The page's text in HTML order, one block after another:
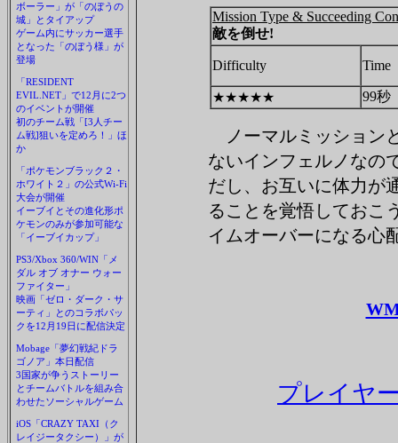
ボーラー」が「のぼうの
城」とタイアップ
ゲーム内にサッカー選手
となった「のぼう様」が
登場
「RESIDENT
EVIL.NET」で12月に2つ
のイベントが開催
初のチーム戦「[3人チー
ム戦]狙いを定めろ！」ほ
か
「ポケモンブラック２・
ホワイト２」の公式Wi-Fi
大会が開催
イーブイとその進化形ポ
ケモンのみが参加可能な
「イーブイカップ」
PS3/Xbox 360/WIN「メ
ダル オブ オナー ウォー
ファイター」
映画「ゼロ・ダーク・サ
ーティ」とのコラボパッ
クを12月19日に配信決定
Mobage「夢幻戦紀ドラ
ゴノア」本日配信
3国家が争うストーリー
とチームバトルを組み合
わせたソーシャルゲーム
iOS「CRAZY TAXI（ク
レイジータクシー）」が
Mission Type & Succeeding
敵を倒せ!
Difficulty Time
★★★★★ 99秒
ノーマルミッション
ないインフェルノなの
だし、お互いに体力が
ることを覚悟しておこ
イムオーバーになる心
プレイヤ